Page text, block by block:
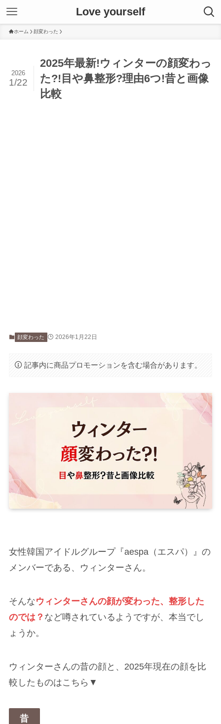
Love yourself
ホーム 顔変わった
2025年最新!ウィンターの顔変わっ
た?!目や鼻整形?理由6つ!昔と画像
比較
2026
1/22
顔変わった 2026年1月22日
記事内に商品プロモーションを含む場合があります。
女性韓国アイドルグループ『aespa（エスパ）』の
メンバーである、ウィンターさん。
そんなウィンターさんの顔が変わった、整形した
のでは？ など噂されているようですが、本当でし
ょうか。
ウィンターさんの昔の顔と、2025年現在の顔を比
較したものはこちら▼
昔